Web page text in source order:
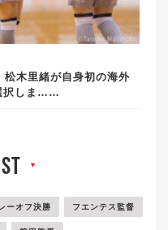
木里緒が自身初の海外
択しま……
▼
ーオフ決勝 フエンテス監督